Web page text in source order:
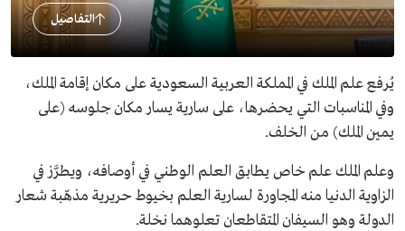
التفاصيل
يُرفع علم الملك في المملكة العربية السعودية على مكان إقامة الملك،
وفي المناسبات التي يحضرها، على سارية يسار مكان جلوسه (على
يمين الملك) من الخلف.
وعلم الملك علم خاص يطابق العلم الوطني في أوصافه، ويطرَّز في
الزاوية الدنيا منه المجاورة لسارية العلم بخيوط حريرية مذهّبة شعار
الدولة وهو السيفان المتقاطعان تعلوهما نخلة.